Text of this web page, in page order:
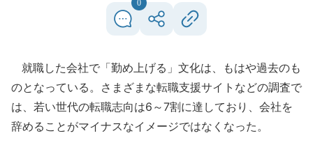
0
就職した会社で「勤め上げる」文化は、もはや過去のも
のとなっている。さまざまな転職支援サイトなどの調査で
は、若い世代の転職志向は6～7割に達しており、会社を
辞めることがマイナスなイメージではなくなった。